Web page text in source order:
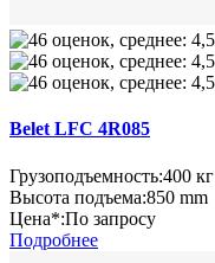
Belet LFC 4R085
Грузоподъемность:400 кг
Высота подъема:850 mm
Цена*:По запросу
Подробнее